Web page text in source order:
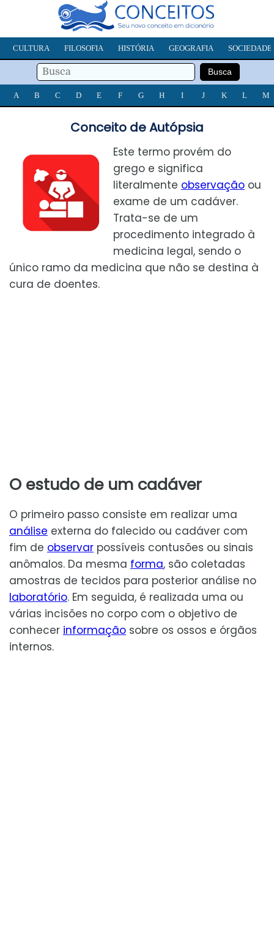
CULTURA FILOSOFIA HISTÓRIA GEOGRAFIA SOCIEDADE
A B C D E F G H I J K L M
Conceito de Autópsia
Este termo provém do
grego e significa
literalmente observação ou
exame de um cadáver.
Trata-se de um
procedimento integrado à
medicina legal, sendo o
único ramo da medicina que não se destina à
cura de doentes.
O estudo de um cadáver
O primeiro passo consiste em realizar uma
análise externa do falecido ou cadáver com
fim de observar possíveis contusões ou sinais
anômalos. Da mesma forma, são coletadas
amostras de tecidos para posterior análise no
laboratório. Em seguida, é realizada uma ou
várias incisões no corpo com o objetivo de
conhecer informação sobre os ossos e órgãos
internos.